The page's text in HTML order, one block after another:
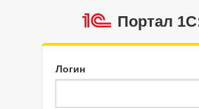
Портал
Логин